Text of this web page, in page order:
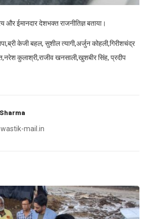
और ईमानदार देशभक्त राजनीतिज्ञ बताया।
केजी बहल, सुशील त्यागी,अर्जुन कोहली,गिरीशचंद्र
कुलाश्री,राजीव खनसाली,खुशबीर सिंह, प्रदीप
mail.in